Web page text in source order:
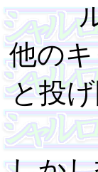
他の
と投